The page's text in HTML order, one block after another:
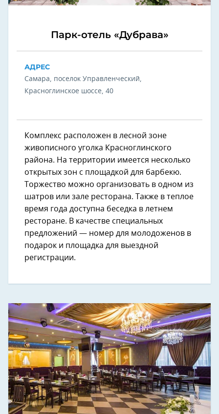
Парк-отель «Дубрава»
АДРЕС
Самара, поселок Управленческий,
Красноглинское шоссе, 40
Комплекс расположен в лесной зоне
живописного уголка Красноглинского
района. На территории имеется несколько
открытых зон с площадкой для барбекю.
Торжество можно организовать в одном из
шатров или зале ресторана. Также в теплое
время года доступна беседка в летнем
ресторане. В качестве специальных
предложений — номер для молодоженов в
подарок и площадка для выездной
регистрации.